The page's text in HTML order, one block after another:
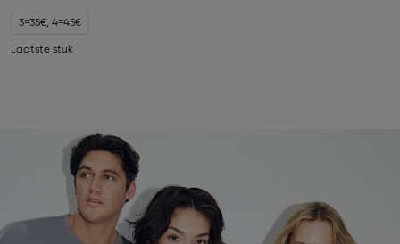
3=35€, 4=45€
Laatste stuk